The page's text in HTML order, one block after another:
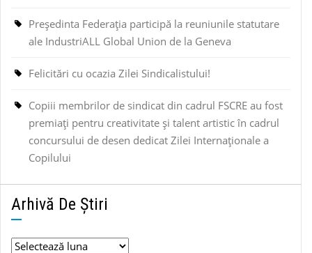
Președinta Federația participă la reuniunile statutare
ale IndustriALL Global Union de la Geneva
Felicitări cu ocazia Zilei Sindicalistului!
Copiii membrilor de sindicat din cadrul FSCRE au fost
premiați pentru creativitate și talent artistic în cadrul
concursului de desen dedicat Zilei Internaționale a
Copilului
Arhivă De Știri
Arhivă